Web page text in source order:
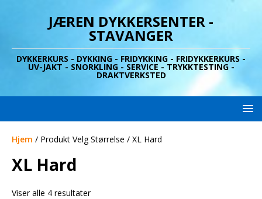
JÆREN DYKKERSENTER -
STAVANGER
DYKKERKURS - DYKKING - FRIDYKKING - FRIDYKKERKURS -
UV-JAKT - SNORKLING - SERVICE - TRYKKTESTING -
DRAKTVERKSTED
Hjem / Produkt Velg Størrelse / XL Hard
XL Hard
Viser alle 4 resultater